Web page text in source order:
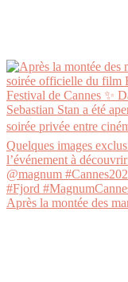
Après la montée des